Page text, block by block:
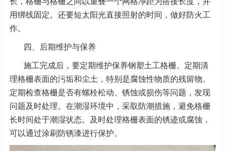
用绑线固定。还要短太阳光直接照射的时间，做好防火工
作。
四、后期维护与保养
施工完成后，要定期维护保养钢塑土工格栅。定期清
理格栅表面的污垢和尘土，特别是腐蚀性物质的残留物。
定期检查格栅是否有螺栓松动、锈蚀或损伤等问题，发现
问题及时处理。在潮湿环境中，采取防潮措施，避免格栅
长时间处于潮湿状态。及时处理格栅表面的锈迹或腐蚀，
可以通过涂刷防锈漆进行保护。